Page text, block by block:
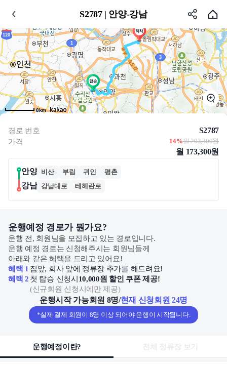
S2787 | 안양-강남
8km
경로 번호 S2787
가격 14%월 203,300원
월 173,300원
안양 비산 부림 귀인 평촌
강남 강남대로 테헤란로
운행예정 경로가 뭔가요?
운행 전, 회원님을 모집하고 있는 경로입니다.
운행 예정 경로는 신청해주시는 회원님들께
아래와 같은 혜택을 드리고 있어요!
혜택 1 집앞, 회사 앞에 정류장 추가를 해드려요!
혜택 2 첫 탑승 신청시 10,000원 할인 쿠폰 제공!
(신규회원 신청시에만 제공)
운행시작 가능회원 8명/현재 신청회원 24명
*실제 결제 회원이 8명 이상 되어야 운행이 시작됩니다.
운행예정이란?